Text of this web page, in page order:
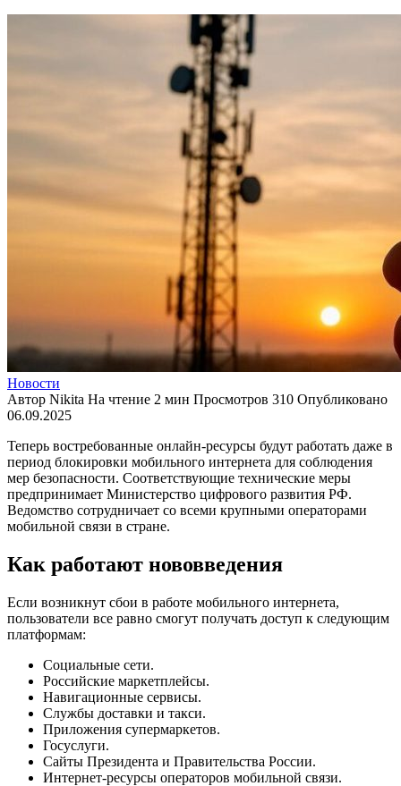
Новости
Автор Nikita На чтение 2 мин Просмотров 310 Опубликовано
06.09.2025
Теперь востребованные онлайн-ресурсы будут работать даже в
период блокировки мобильного интернета для соблюдения
мер безопасности. Соответствующие технические меры
предпринимает Министерство цифрового развития РФ.
Ведомство сотрудничает со всеми крупными операторами
мобильной связи в стране.
Как работают нововведения
Если возникнут сбои в работе мобильного интернета,
пользователи все равно смогут получать доступ к следующим
платформам:
Социальные сети.
Российские маркетплейсы.
Навигационные сервисы.
Службы доставки и такси.
Приложения супермаркетов.
Госуслуги.
Сайты Президента и Правительства России.
Интернет-ресурсы операторов мобильной связи.